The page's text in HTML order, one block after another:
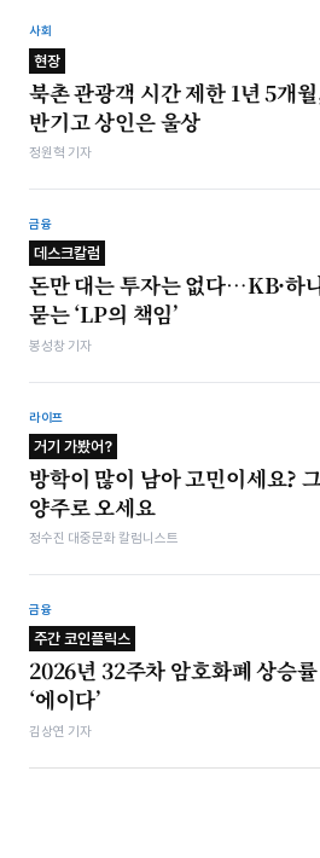
사회
현장
북촌 관광객 시간 제한 1년 5개
반기고 상인은 울상
정원혁 기자
금융
데스크칼럼
돈만 대는 투자는 없다…KB·하
묻는 ‘LP의 책임’
봉성창 기자
라이프
거기 가봤어?
방학이 많이 남아 고민이세요?
양주로 오세요
정수진 대중문화 칼럼니스트
금융
주간 코인플릭스
2026년 32주차 암호화폐 상승률
‘에이다’
김상연 기자